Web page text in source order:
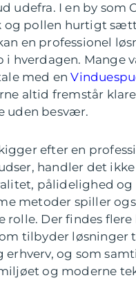
udefra. I en by som
og pollen hurtigt
en professionel
i hverdagen. Mange
med en
altid fremstår
uden besvær.
efter en
handler det
pålidelighed
metoder spiller
rolle. Der findes flere
tilbyder løsninger
erhverv, og som
og moderne